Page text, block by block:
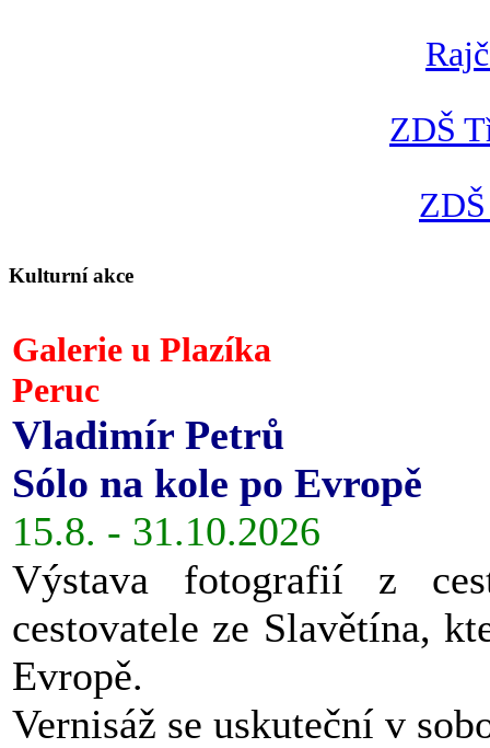
ZDŠ
Kulturní akce
Galerie u Plazíka
Peruc
Vladimír Petrů
Sólo na kole po Evropě
15.8. - 31.10.2026
Výstava fotografií z
cestovatele ze Slavětína,
Evropě.
Vernisáž se uskuteční v